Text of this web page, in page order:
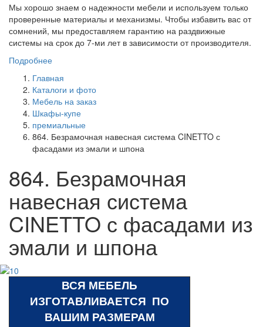
Мы хорошо знаем о надежности мебели и используем только
проверенные материалы и механизмы. Чтобы избавить вас от
сомнений, мы предоставляем гарантию на раздвижные
системы на срок до 7-ми лет в зависимости от производителя.
Подробнее
Главная
Каталоги и фото
Мебель на заказ
Шкафы-купе
премиальные
864. Безрамочная навесная система CINETTO с
фасадами из эмали и шпона
864. Безрамочная
навесная система
CINETTO с фасадами из
эмали и шпона
ВСЯ МЕБЕЛЬ
ИЗГОТАВЛИВАЕТСЯ ПО
ВАШИМ РАЗМЕРАМ